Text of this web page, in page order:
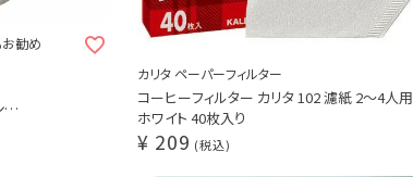
勧め
お勧め
ー KWF-
カリタ ペーパーフィルター
コーヒーフィルター カリタ 102 濾紙 2～4人用
ホワイト 40枚入り
¥ 209 税込